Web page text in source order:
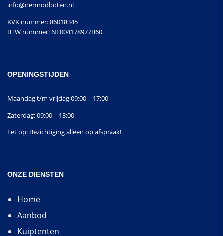
info@nemrodboten.nl
KVK nummer: 86018345
BTW nummer: NL004178977B60
OPENINGSTIJDEN
Maandag t/m vrijdag 09:00 – 17:00
Zaterdag: 09:00 – 13:00
Let op: Bezichtiging alleen op afspraak!
ONZE DIENSTEN
Home
Aanbod
Kuiptenten